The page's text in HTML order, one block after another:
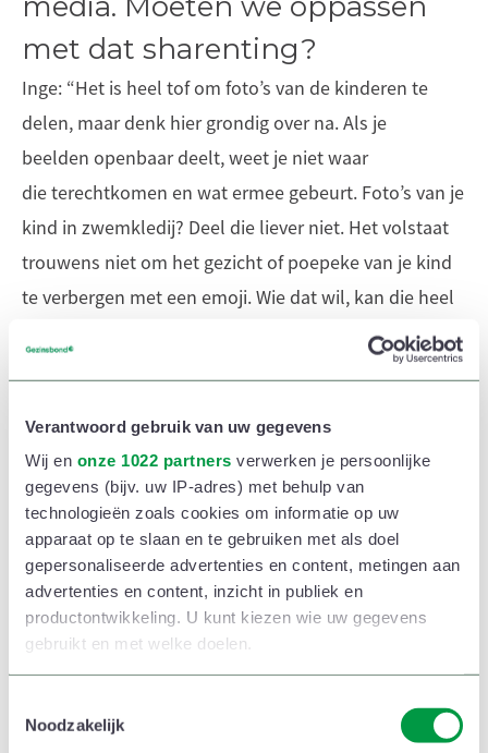
Verantwoord gebruik van uw gegevens
Wij en onze 1022 partners verwerken je persoonlijke
gegevens (bijv. uw IP-adres) met behulp van
technologieën zoals cookies om informatie op uw
apparaat op te slaan en te gebruiken met als doel
gepersonaliseerde advertenties en content, metingen aan
advertenties en content, inzicht in publiek en
productontwikkeling. U kunt kiezen wie uw gegevens
gebruikt en met welke doelen.
Informatie verzamelen over uw geografische
Noodzakelijk
met dat sharenting?
Inge: “Het is heel tof om foto’s van de kinderen te
delen, maar denk hier grondig over na. Als je
beelden openbaar deelt, weet je niet waar
die terechtkomen en wat ermee gebeurt. Foto’s van je
kind in zwemkledij? Deel die liever niet. Het volstaat
trouwens niet om het gezicht of poepeke van je kind
te verbergen met een emoji. Wie dat wil, kan die heel
We moeten ook voorzichtig zijn met AI. Mensen
gebruiken tools als ChatGPT of Gemini om
bijvoorbeeld stripverhalen te maken van de kinderen,
op basis van enkele foto’s. Zo doe je die beelden
gewoon cadeau aan AI. Die technologie evolueert
heel snel en niemand weet wat de toekomst brengt.”
kinderfoto’s wel zo onschuldig?